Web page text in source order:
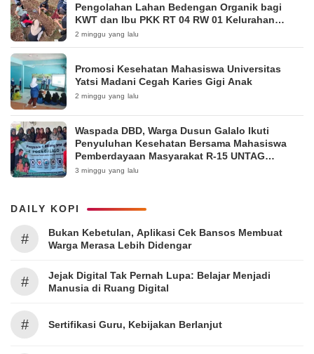
Pengolahan Lahan Bedengan Organik bagi
KWT dan Ibu PKK RT 04 RW 01 Kelurahan
Pakintelan
2 minggu yang lalu
Promosi Kesehatan Mahasiswa Universitas
Yatsi Madani Cegah Karies Gigi Anak
2 minggu yang lalu
Waspada DBD, Warga Dusun Galalo Ikuti
Penyuluhan Kesehatan Bersama Mahasiswa
Pemberdayaan Masyarakat R-15 UNTAG
Surabaya 2026
3 minggu yang lalu
DAILY KOPI
#
Bukan Kebetulan, Aplikasi Cek Bansos Membuat
Warga Merasa Lebih Didengar
#
Jejak Digital Tak Pernah Lupa: Belajar Menjadi
Manusia di Ruang Digital
# Sertifikasi Guru, Kebijakan Berlanjut